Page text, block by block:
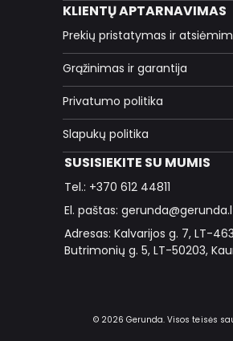
KLIENTŲ APTARNAVIMAS
Prekių pristatymas ir
Grąžinimas ir garantija
Privatumo politika
Slapukų politika
SUSISIEKITE SU MUMIS
Tel.: +370 612 44811
El. paštas:
Adresas: Kalvarijos g. 7, LT-
Butrimonių g. 5, LT-50203,
© 2026 Gerunda. Visos teisės